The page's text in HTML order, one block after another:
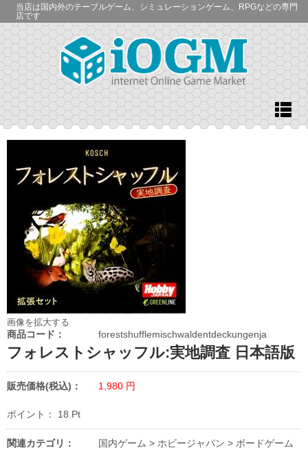
当店は国内外のテーブルゲーム、シミュレーションゲーム、RPGなどの専門
店です
画像を拡大する
商品コード： forestshufflemischwaldentdeckungenja
フォレストシャッフル:実地調査 日本語版
販売価格(税込)： 1,980 円
ポイント： 18 Pt
関連カテゴリ： 国内ゲーム > ホビージャパン > ボードゲーム